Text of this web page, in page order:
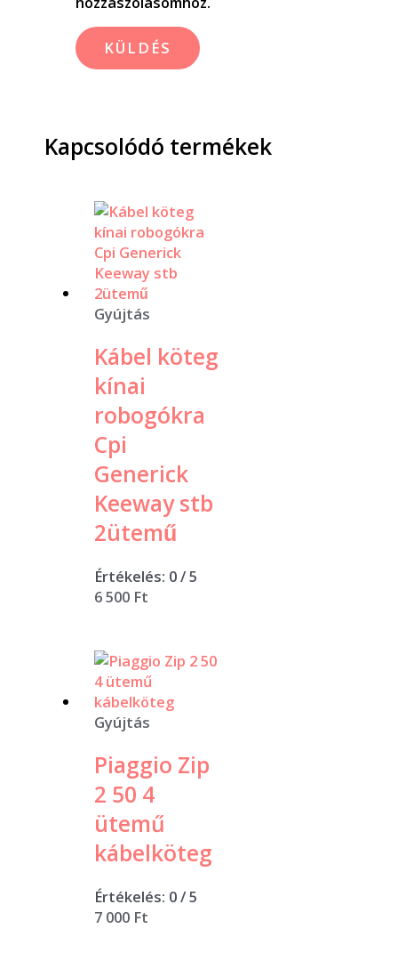
Kapcsolódó termékek
Gyújtás
Kábel köteg
kínai
robogókra
Cpi
Generick
Keeway stb
2ütemű
Értékelés: 0/ 5
6 500 Ft
Gyújtás
Piaggio Zip
2 50 4
ütemű
kábelköteg
Értékelés: 0/ 5
7 000 Ft